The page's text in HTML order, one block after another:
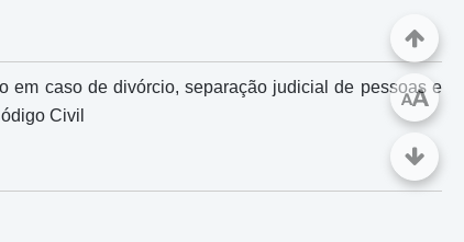
em caso de divórcio, separação judicial de pessoas e
Civil
AA